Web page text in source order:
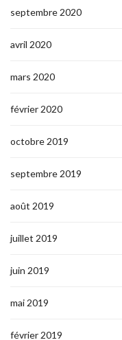
septembre 2020
avril 2020
mars 2020
février 2020
octobre 2019
septembre 2019
août 2019
juillet 2019
juin 2019
mai 2019
février 2019